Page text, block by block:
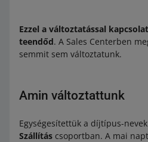
Ezzel a változtatással
teendőd. A Sales Centerben
semmit sem változtatunk.
Amin változtattunk
Egységesítettük a díjtípus-
Szállítás csoportban. A mai